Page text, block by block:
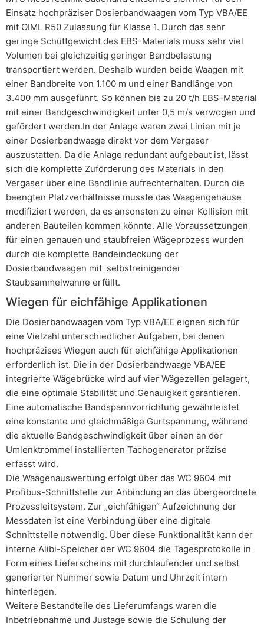
Einsatz hochpräziser Dosierbandwaagen vom Typ VBA/EE
mit OIML R50 Zulassung für Klasse 1. Durch das sehr
geringe Schüttgewicht des EBS-Materials muss sehr viel
Volumen bei gleichzeitig geringer Bandbelastung
transportiert werden. Deshalb wurden beide Waagen mit
einer Bandbreite von 1.100 m und einer Bandlänge von
3.400 mm ausgeführt. So können bis zu 20 t/h EBS-Material
mit einer Bandgeschwindigkeit unter 0,5 m/s verwogen und
gefördert werden.In der Anlage waren zwei Linien mit je
einer Dosierbandwaage direkt vor dem Vergaser
auszustatten. Da die Anlage redundant aufgebaut ist, lässt
sich die komplette Zuförderung des Materials in den
Vergaser über eine Bandlinie aufrechterhalten. Durch die
beengten Platzverhältnisse musste das Waagengehäuse
modifiziert werden, da es ansonsten zu einer Kollision mit
anderen Bauteilen kommen könnte. Alle Voraussetzungen
für einen genauen und staubfreien Wägeprozess wurden
durch die komplette Bandeindeckung der
Dosierbandwaagen mit selbstreinigender
Staubsammelwanne erfüllt.
Wiegen für eichfähige Applikationen
Die Dosierbandwaagen vom Typ VBA/EE eignen sich für
eine Vielzahl unterschiedlicher Aufgaben, bei denen
hochpräzises Wiegen auch für eichfähige Applikationen
erforderlich ist. Die in der Dosierbandwaage VBA/EE
integrierte Wägebrücke wird auf vier Wägezellen gelagert,
die eine optimale Stabilität und Genauigkeit garantieren.
Eine automatische Bandspannvorrichtung gewährleistet
eine konstante und gleichmäßige Gurtspannung, während
die aktuelle Bandgeschwindigkeit über einen an der
Umlenktrommel installierten Tachogenerator präzise
erfasst wird.
Die Waagenauswertung erfolgt über das WC 9604 mit
Profibus-Schnittstelle zur Anbindung an das übergeordnete
Prozessleitsystem. Zur „eichfähigen“ Aufzeichnung der
Messdaten ist eine Verbindung über eine digitale
Schnittstelle notwendig. Über diese Funktionalität kann der
interne Alibi-Speicher der WC 9604 die Tagesprotokolle in
Form eines Lieferscheins mit durchlaufender und selbst
generierter Nummer sowie Datum und Uhrzeit intern
hinterlegen.
Weitere Bestandteile des Lieferumfangs waren die
Inbetriebnahme und Justage sowie die Schulung der